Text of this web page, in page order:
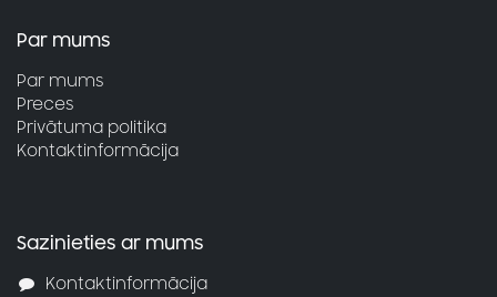
Par mums
Par mums
Preces
Privātuma politika
Kontaktinformācija
Sazinieties ar mums
Kontaktinformācija